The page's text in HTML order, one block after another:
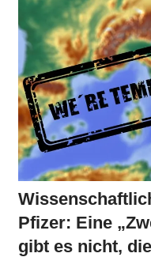
Pfizer: Eine
gibt es nicht,